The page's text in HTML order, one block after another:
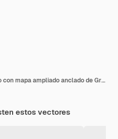
Mapa del mundo detallado con mapa ampliado anclado de Grecia y países vecinos. Bandera y mapa de Grecia.
estos vectores